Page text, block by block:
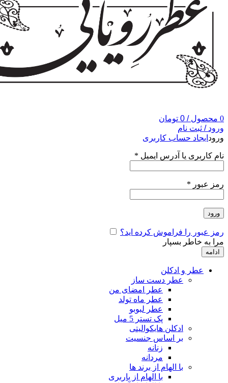
0 محصول /
0 تومان
ورود / ثبت نام
ورود ایجاد حساب کاربری
نام کاربری یا آدرس ایمیل *
رمز عبور *
ورود
رمز عبور را فراموش کرده اید؟
مرا به خاطر بسپار
ادامه
عطر و ادکلن
عطر دست ساز
عطر امضای من
عطر ماه تولد
عطر لبوبو
پک تستر 5 میل
ادکلن هایکوالیتی
بر اساس جنسیت
زنانه
مردانه
با الهام از برند ها
با الهام از باربری